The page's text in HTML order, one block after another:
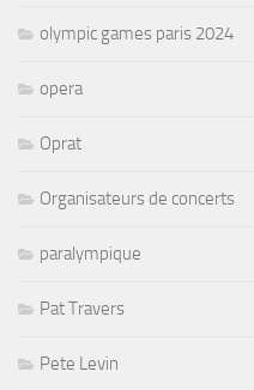
olympic games paris 2024
opera
Oprat
Organisateurs de concerts
paralympique
Pat Travers
Pete Levin